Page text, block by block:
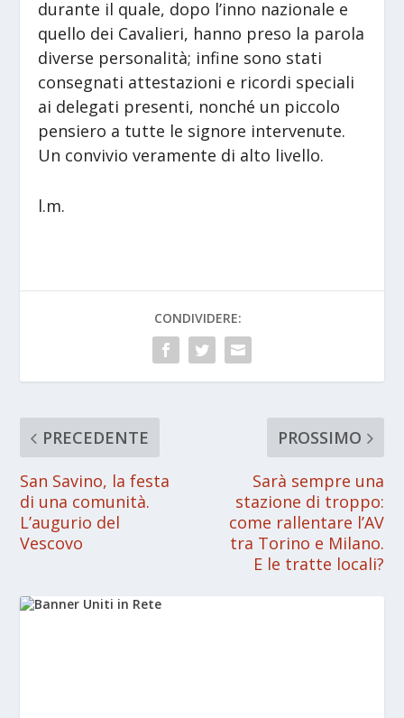
durante il quale, dopo l’inno nazionale e
quello dei Cavalieri, hanno preso la parola
diverse personalità; infine sono stati
consegnati attestazioni e ricordi speciali
ai delegati presenti, nonché un piccolo
pensiero a tutte le signore intervenute.
Un convivio veramente di alto livello.
l.m.
CONDIVIDERE:
PRECEDENTE
San Savino, la festa
di una comunità.
L’augurio del
Vescovo
PROSSIMO
Sarà sempre una
stazione di troppo:
come rallentare l’AV
tra Torino e Milano.
E le tratte locali?